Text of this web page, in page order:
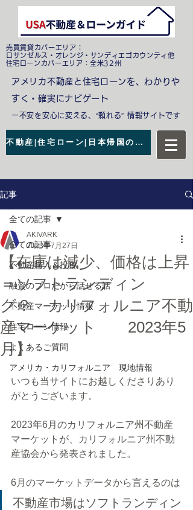
売買賃貸カバーエリア：
ロサンゼルス・オレンジ・サンディエゴカウンティ他
​住宅ローンカバーエリア：全米32州
アメリカ不動産と住宅ローンを、わかりや
すく・確実にナビゲート
ー不安を安心に変える、“頼れる” 情報サイトです
不動産|住宅ローン|日本帰国の無料相談
記事
全ての記事
不動産購入＆投資
融資のプロだから話せる話
不動産マーケット情報
住宅ローン情報
よくあるご質問
アメリカ・カリフォルニア 現地情報
全ての記事
【在庫は減少、価格は上昇
＝ソフトランディン
グ？ カリフォルニア不動
産マーケット 2023年5
月】
AKIVARK
2023年7月27日
いつも当サイトにお越しくださりあり
がとうございます。
2023年6月のカリフォルニア州不動産
マーケットが、カリフォルニア州不動
産協会から発表されました。
6月のマーケットデータから言えるのは
不動産市場はソフトランディン